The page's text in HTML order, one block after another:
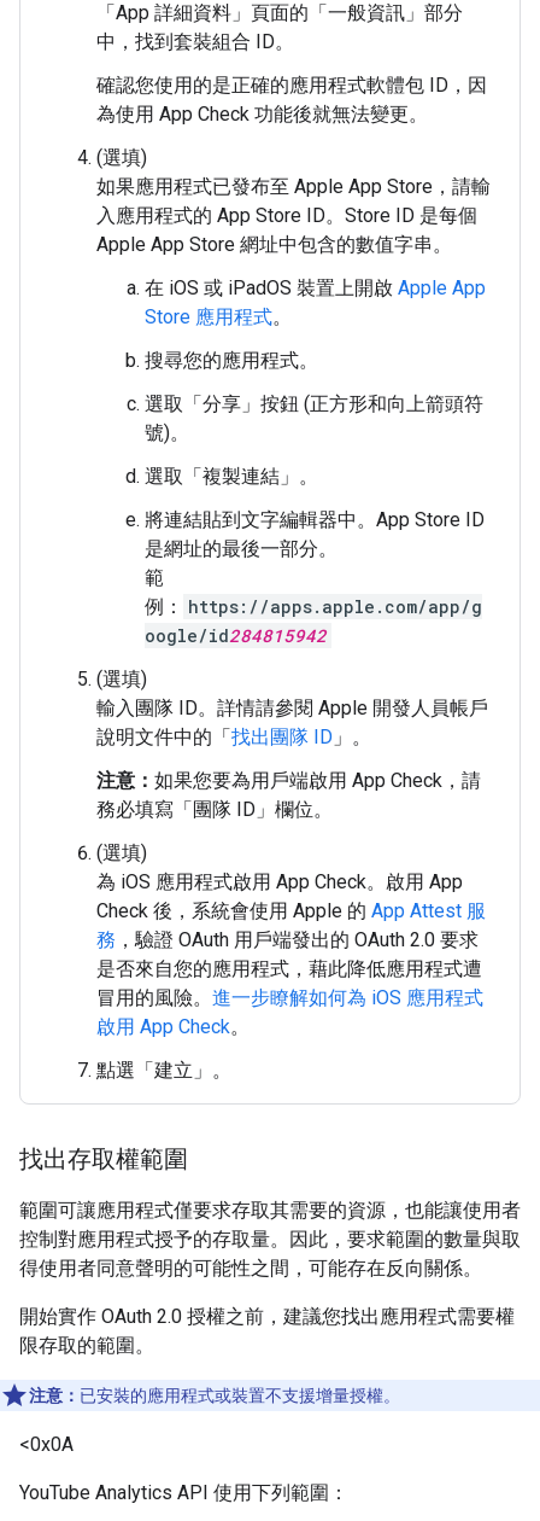
「App 詳細資料」頁面的「一般資訊」部分
中，找到套裝組合 ID。
確認您使用的是正確的應用程式軟體包 ID，因
為使用 App Check 功能後就無法變更。
(選填)
如果應用程式已發布至 Apple App Store，請輸
入應用程式的 App Store ID。Store ID 是每個
Apple App Store 網址中包含的數值字串。
在 iOS 或 iPadOS 裝置上開啟 Apple App
Store 應用程式。
搜尋您的應用程式。
選取「分享」按鈕 (正方形和向上箭頭符
號)。
選取「複製連結」 。
將連結貼到文字編輯器中。App Store ID
是網址的最後一部分。
範
例：
https://apps.apple.com/app/g
oogle/id284815942
(選填)
輸入團隊 ID。詳情請參閱 Apple 開發人員帳戶
說明文件中的「找出團隊 ID 」。
注意： 如果您要為用戶端啟用 App Check，請
務必填寫「團隊 ID」欄位。
(選填)
為 iOS 應用程式啟用 App Check。啟用 App
Check 後，系統會使用 Apple 的 App Attest 服
務 ，驗證 OAuth 用戶端發出的 OAuth 2.0 要求
是否來自您的應用程式，藉此降低應用程式遭
冒用的風險。 進一步瞭解如何為 iOS 應用程式
啟用 App Check。
點選「建立」 。
找出存取權範圍
範圍可讓應用程式僅要求存取其需要的資源，也能讓使用者
控制對應用程式授予的存取量。因此，要求範圍的數量與取
得使用者同意聲明的可能性之間，可能存在反向關係。
開始實作 OAuth 2.0 授權之前，建議您找出應用程式需要權
限存取的範圍。
注意： 已安裝的應用程式或裝置不支援增量授權。
<0x0A
YouTube Analytics API 使用下列範圍：